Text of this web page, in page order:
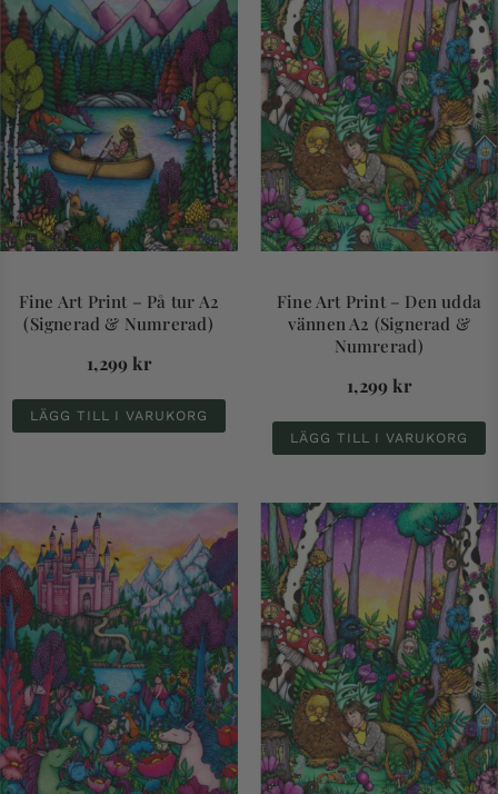
Fine Art Print – På tur A2
(Signerad & Numrerad)
1,299 kr
LÄGG TILL I VARUKORG
Fine Art Print – Den udda
vännen A2 (Signerad &
Numrerad)
1,299 kr
LÄGG TILL I VARUKORG